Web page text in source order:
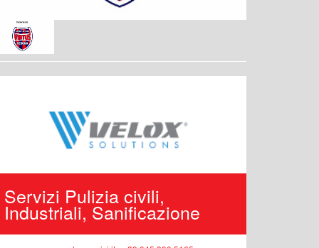
Servizi Pulizia civili,
Industriali, Sanificazione